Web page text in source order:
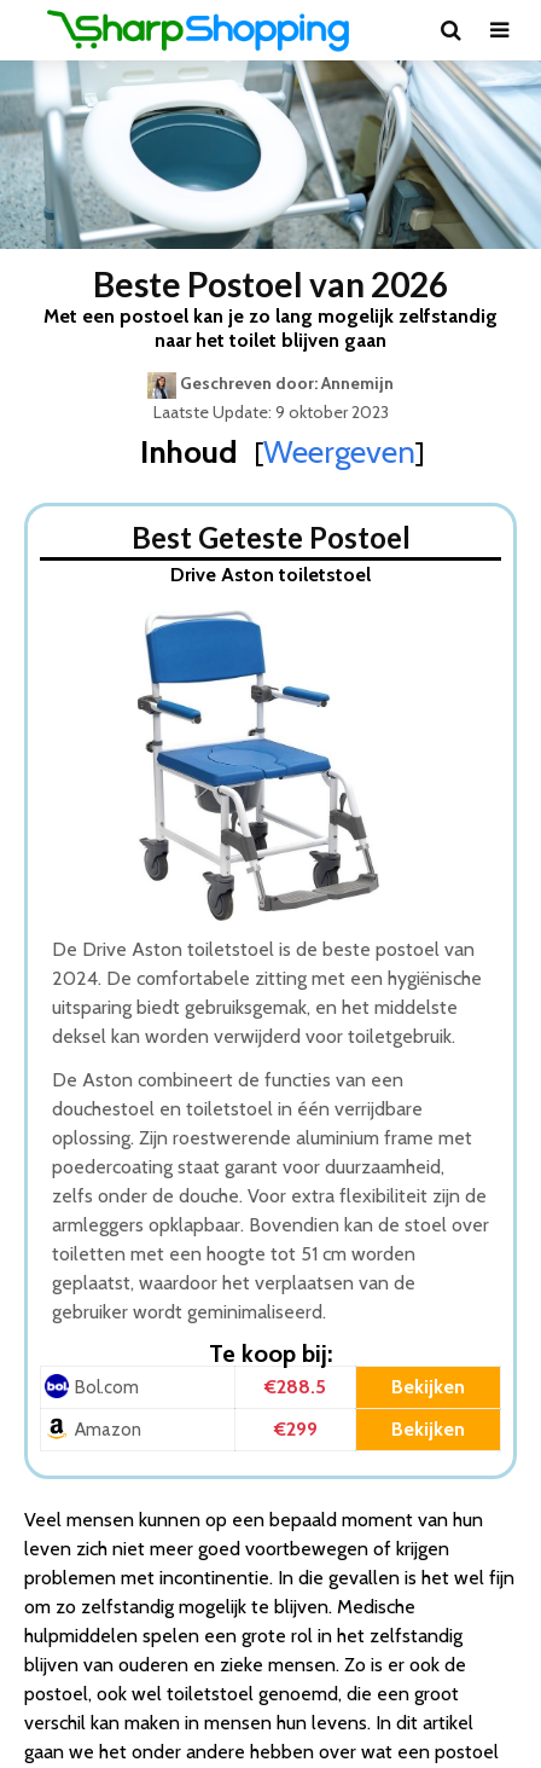
Beste Postoel van 2026
Met een postoel kan je zo lang mogelijk zelfstandig
naar het toilet blijven gaan
Geschreven door: Annemijn
Laatste Update: 9 oktober 2023
Inhoud [Weergeven]
1. Drive Aston toiletstoel
2. Toiletstoel postoel hout
3. Postoel Drive toilletstoel
4. Postoel Toiletstoel
5. Toiletstoel blauw
Wat is de beste Postoel van 2026
1. Beste Postoel van 2026
2. Stijlvolle Postoel
3. Goede Koop Postoel
4. Goede Prijs-Kwaliteit Postoel
5. Beste Budget Postoel van 2026
Best Geteste Postoel
Drive Aston toiletstoel
De Drive Aston toiletstoel is de beste postoel van
2024. De comfortabele zitting met een hygiënische
uitsparing biedt gebruiksgemak, en het middelste
deksel kan worden verwijderd voor toiletgebruik.
De Aston combineert de functies van een
douchestoel en toiletstoel in één verrijdbare
oplossing. Zijn roestwerende aluminium frame met
poedercoating staat garant voor duurzaamheid,
zelfs onder de douche. Voor extra flexibiliteit zijn de
armleggers opklapbaar. Bovendien kan de stoel over
toiletten met een hoogte tot 51 cm worden
geplaatst, waardoor het verplaatsen van de
gebruiker wordt geminimaliseerd.
Te koop bij:
Bol.com €288.5 Bekijken
Amazon €299 Bekijken
Veel mensen kunnen op een bepaald moment van hun
leven zich niet meer goed voortbewegen of krijgen
problemen met incontinentie. In die gevallen is het wel fijn
om zo zelfstandig mogelijk te blijven. Medische
hulpmiddelen spelen een grote rol in het zelfstandig
blijven van ouderen en zieke mensen. Zo is er ook de
postoel, ook wel toiletstoel genoemd, die een groot
verschil kan maken in mensen hun levens. In dit artikel
gaan we het onder andere hebben over wat een postoel